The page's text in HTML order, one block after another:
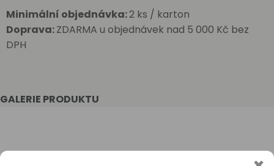
GALERIE PRODUKTU
Minimální objednávka:2 ks / karton
Doprava:ZDARMA u objednávek nad 5 000 Kč bez
DPH